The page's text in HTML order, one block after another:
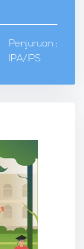
Penjuruan :
IPA/IPS